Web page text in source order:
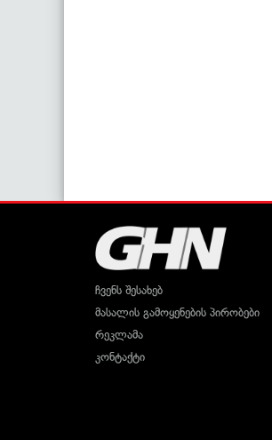
ჩვენს შესახებ
მასალის გამოყენების პირობები
რეკლამა
კონტაქტი